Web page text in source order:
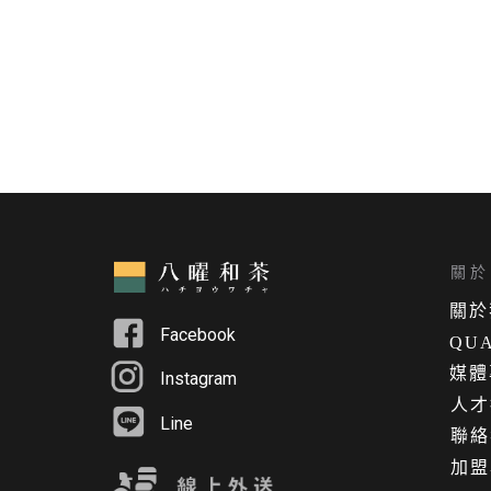
Facebook
人
Instagram
關
關 於
媒
Line
聯
加